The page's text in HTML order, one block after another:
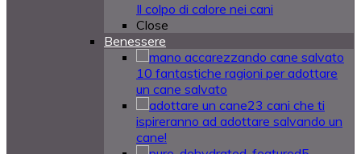
Il colpo di calore nei cani
Close
Benessere
10 fantastiche ragioni per adottare
un cane salvato
23 cani che ti
ispireranno ad adottare salvando un
cane!